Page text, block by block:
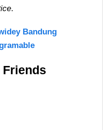
.
Bandung
Friends